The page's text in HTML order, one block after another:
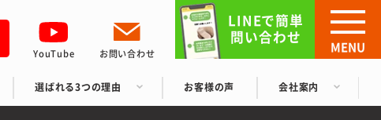
YouTube お問い合わせ
選ばれる3つの理由 お客様の声 会社案内
LINEで簡単
問い合わせ
MENU